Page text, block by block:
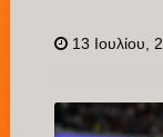
13 Ιουλίου,